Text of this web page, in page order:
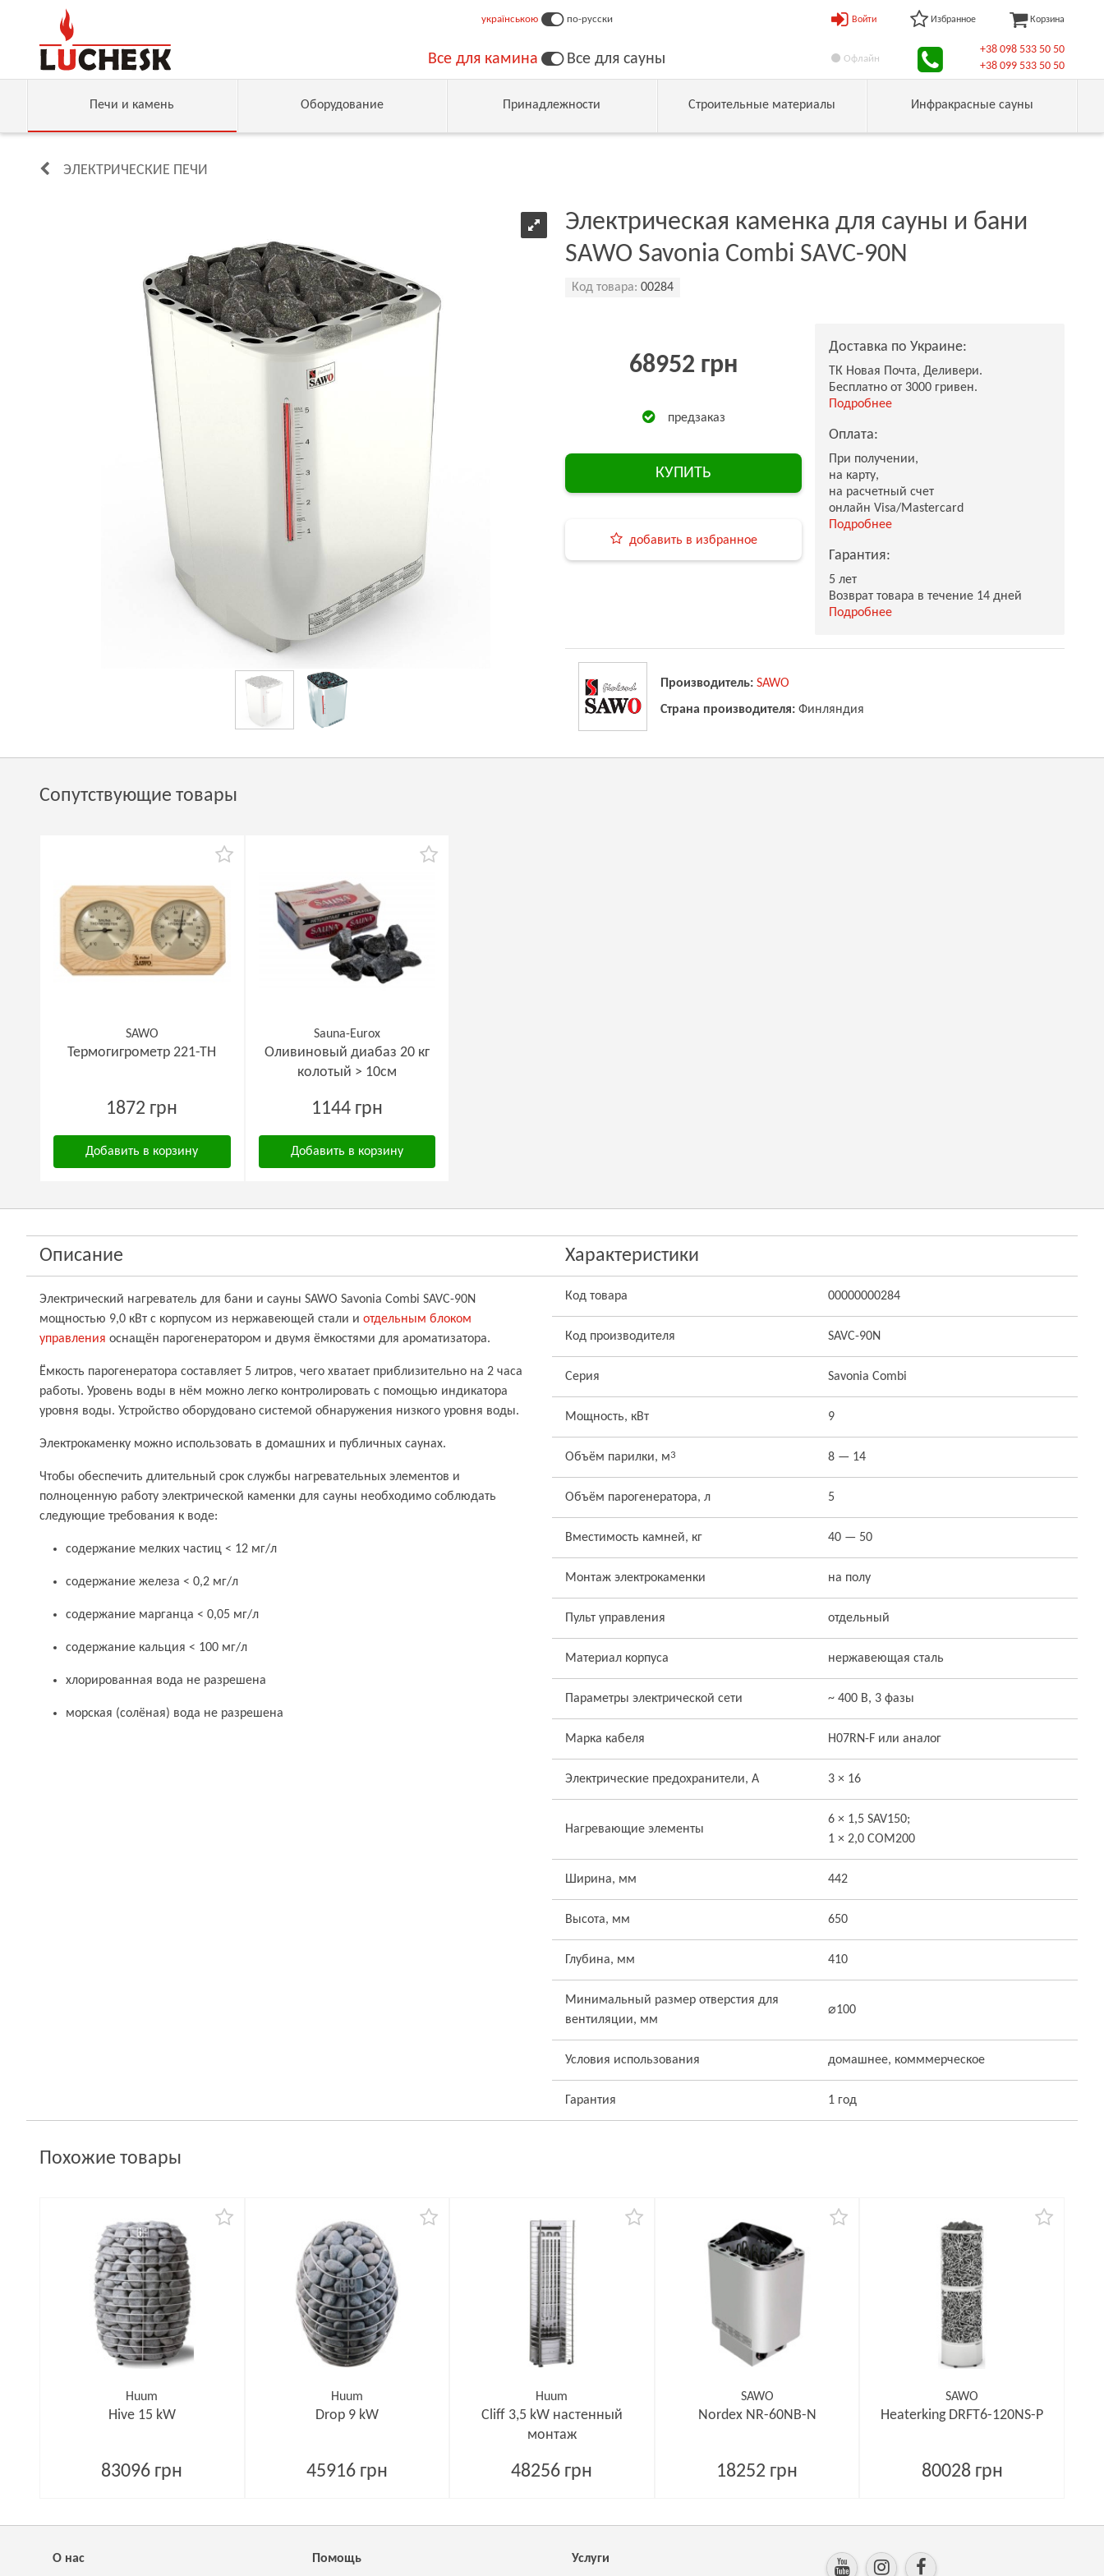
українською по-русски
Все для камина Все для сауны
Войти Избранное Корзина
Офлайн
+38 098 533 50 50
+38 099 533 50 50
Печи и камень Оборудование Принадлежности Строительные материалы Инфракрасные сауны
ЭЛЕКТРИЧЕСКИЕ ПЕЧИ
Электрическая каменка для сауны и бани
SAWO Savonia Combi SAVC-90N
Код товара: 00284
68952 грн
предзаказ
КУПИТЬ
добавить в избранное
Доставка по Украине:
ТК Новая Почта, Деливери.
Бесплатно от 3000 гривен.
Подробнее
Оплата:
При получении,
на карту,
на расчетный счет
онлайн Visa/Mastercard
Подробнее
Гарантия:
5 лет
Возврат товара в течение 14 дней
Подробнее
Производитель: SAWO
Страна производителя: Финляндия
Сопутствующие товары
SAWO
Термогигрометр 221-ТН
1872 грн
Добавить в корзину
Sauna-Eurox
Оливиновый диабаз 20 кг
колотый > 10см
1144 грн
Добавить в корзину
Описание
Электрический нагреватель для бани и сауны SAWO Savonia Combi SAVC-90N
мощностью 9,0 кВт с корпусом из нержавеющей стали и отдельным блоком
управления оснащён парогенератором и двумя ёмкостями для ароматизатора.
Ёмкость парогенератора составляет 5 литров, чего хватает приблизительно на 2 часа
работы. Уровень воды в нём можно легко контролировать с помощью индикатора
уровня воды. Устройство оборудовано системой обнаружения низкого уровня воды.
Электрокаменку можно использовать в домашних и публичных саунах.
Чтобы обеспечить длительный срок службы нагревательных элементов и
полноценную работу электрической каменки для сауны необходимо соблюдать
следующие требования к воде:
содержание мелких частиц < 12 мг/л
содержание железа < 0,2 мг/л
содержание марганца < 0,05 мг/л
содержание кальция < 100 мг/л
хлорированная вода не разрешена
морская (солёная) вода не разрешена
Характеристики
Код товара 00000000284
Код производителя SAVC-90N
Серия Savonia Combi
Мощность, кВт 9
Объём парилки, м3 8 — 14
Объём парогенератора, л 5
Вместимость камней, кг 40 — 50
Монтаж электрокаменки на полу
Пульт управления отдельный
Материал корпуса нержавеющая сталь
Параметры электрической сети ~ 400 В, 3 фазы
Марка кабеля H07RN-F или аналог
Электрические предохранители, А 3 × 16
Нагревающие элементы
6 × 1,5 SAV150;
1 × 2,0 COM200
Ширина, мм 442
Высота, мм 650
Глубина, мм 410
Минимальный размер отверстия для
вентиляции, мм
⌀100
Условия использования домашнее, комммерческое
Гарантия 1 год
Похожие товары
Huum
Hive 15 kW
83096 грн
Huum
Drop 9 kW
45916 грн
Huum
Cliff 3,5 kW настенный
монтаж
48256 грн
SAWO
Nordex NR-60NB-N
18252 грн
SAWO
Heaterking DRFT6-120NS-P
80028 грн
О нас Помощь Услуги